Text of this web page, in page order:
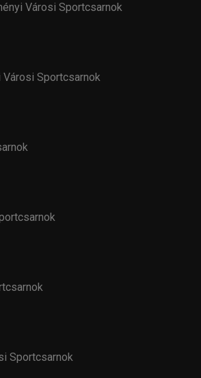
Városi Sportcsarnok
Városi Sportcsarnok
Sportcsarnok